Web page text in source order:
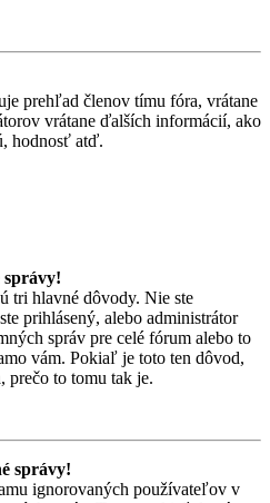
prehľad členov tímu fóra, vrátane
vrátane ďalších informácií, ako
hodnosť atď.
správy!
tri hlavné dôvody. Nie ste
prihlásený, alebo administrátor
správ pre celé fórum alebo to
vám. Pokiaľ je toto ten dôvod,
prečo to tomu tak je.
správy!
ignorovaných používateľov v